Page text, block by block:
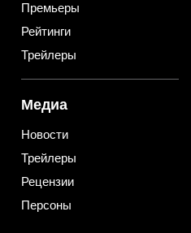
Премьеры
Рейтинги
Трейлеры
Медиа
Новости
Трейлеры
Рецензии
Персоны